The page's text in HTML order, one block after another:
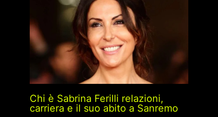
Chi è Sabrina Ferilli relazioni,
carriera e il suo abito a Sanremo